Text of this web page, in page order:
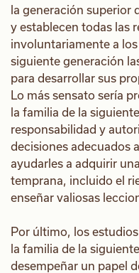
la generación superior
y establecen todas las
involuntariamente a
siguiente generación
para desarrollar sus
Lo más sensato sería
la familia de la
responsabilidad y
decisiones adecuados
ayudarles a adquirir
temprana, incluido el
enseñar valiosas
Por último, los
la familia de la
desempeñar un papel